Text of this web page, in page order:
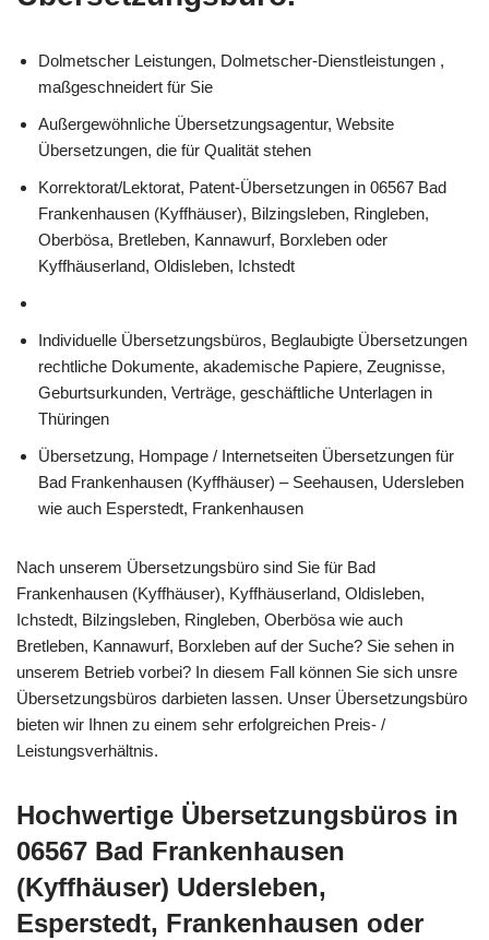
Dolmetscher Leistungen, Dolmetscher-Dienstleistungen ,
maßgeschneidert für Sie
Außergewöhnliche Übersetzungsagentur, Website
Übersetzungen, die für Qualität stehen
Korrektorat/Lektorat, Patent-Übersetzungen in 06567 Bad
Frankenhausen (Kyffhäuser), Bilzingsleben, Ringleben,
Oberbösa, Bretleben, Kannawurf, Borxleben oder
Kyffhäuserland, Oldisleben, Ichstedt
Individuelle Übersetzungsbüros, Beglaubigte Übersetzungen
rechtliche Dokumente, akademische Papiere, Zeugnisse,
Geburtsurkunden, Verträge, geschäftliche Unterlagen in
Thüringen
Übersetzung, Hompage / Internetseiten Übersetzungen für
Bad Frankenhausen (Kyffhäuser) – Seehausen, Udersleben
wie auch Esperstedt, Frankenhausen
Nach unserem Übersetzungsbüro sind Sie für Bad
Frankenhausen (Kyffhäuser), Kyffhäuserland, Oldisleben,
Ichstedt, Bilzingsleben, Ringleben, Oberbösa wie auch
Bretleben, Kannawurf, Borxleben auf der Suche? Sie sehen in
unserem Betrieb vorbei? In diesem Fall können Sie sich unsre
Übersetzungsbüros darbieten lassen. Unser Übersetzungsbüro
bieten wir Ihnen zu einem sehr erfolgreichen Preis- /
Leistungsverhältnis.
Hochwertige Übersetzungsbüros in
06567 Bad Frankenhausen
(Kyffhäuser) Udersleben,
Esperstedt, Frankenhausen oder